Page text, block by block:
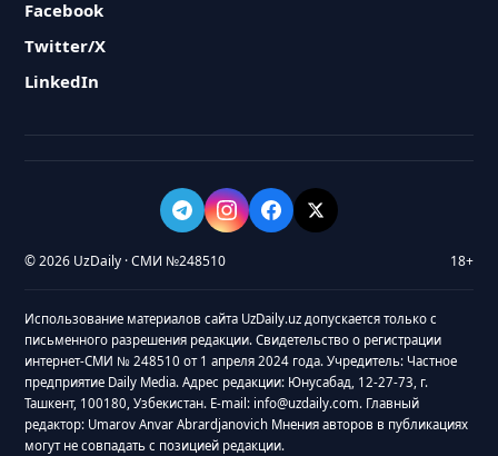
Facebook
Twitter/X
LinkedIn
© 2026 UzDaily · СМИ №248510 18+
Использование материалов сайта UzDaily.uz допускается только с
письменного разрешения редакции. Свидетельство о регистрации
интернет-СМИ № 248510 от 1 апреля 2024 года. Учредитель: Частное
предприятие Daily Media. Адрес редакции: Юнусабад, 12-27-73, г.
Ташкент, 100180, Узбекистан. E-mail: info@uzdaily.com. Главный
редактор: Umarov Anvar Abrardjanovich Мнения авторов в публикациях
могут не совпадать с позицией редакции.